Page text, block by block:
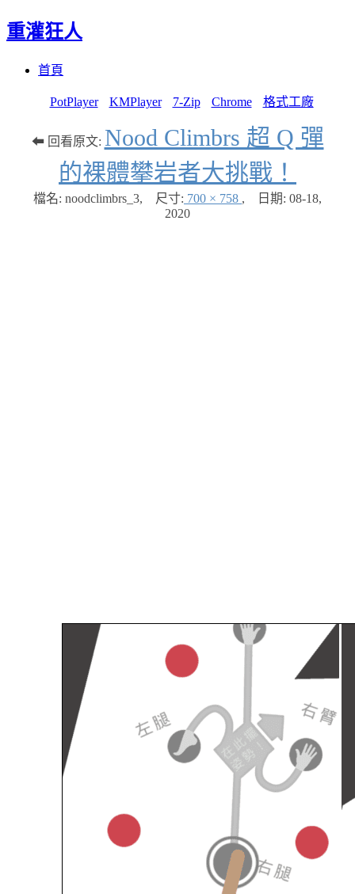
重灌狂人
首頁
PotPlayer KMPlayer 7-Zip Chrome 格式工廠
⬅ 回看原文: Nood Climbrs 超 Q 彈
的裸體攀岩者大挑戰！
檔名: noodclimbrs_3, 尺寸: 700 × 758 , 日期: 08-18,
2020